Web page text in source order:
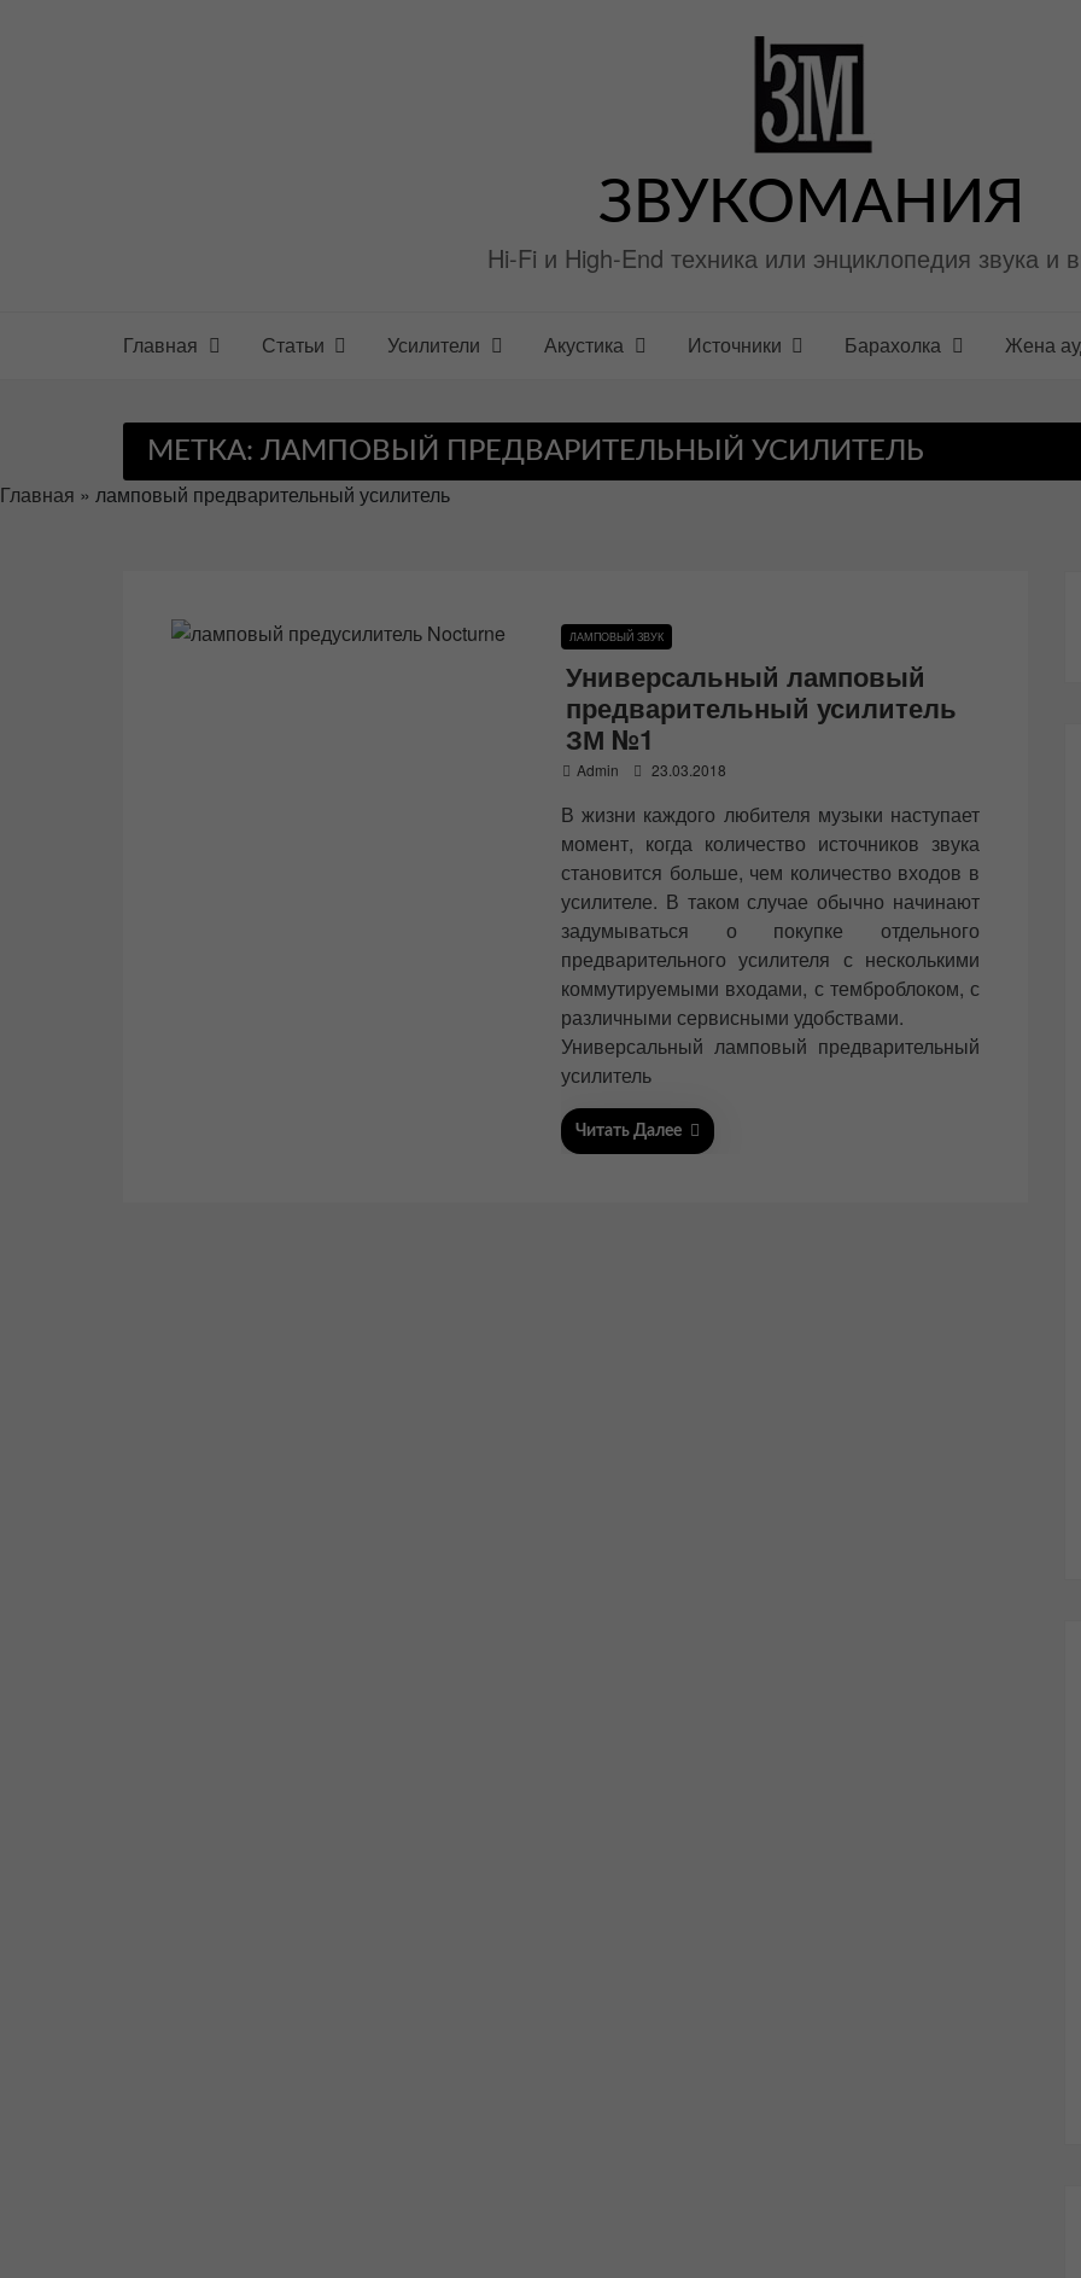
ЗВУКОМАНИЯ
Hi-Fi и High-End техника или энциклопедия звука и
Главная Статьи Усилители Акустика Источники Барахолка Жена
МЕТКА: ЛАМПОВЫЙ ПРЕДВАРИТЕЛЬНЫЙ УСИЛИТЕЛЬ
Главная » ламповый предварительный усилитель
ЛАМПОВЫЙ ЗВУК
Универсальный ламповый
предварительный усилитель
ЗМ №1
Admin
s
e
d
o
23.03.2018
В жизни каждого любителя музыки наступает
момент, когда количество источников звука
становится больше, чем количество входов в
усилителе. В таком случае обычно начинают
задумываться о покупке отдельного
предварительного усилителя с несколькими
коммутируемыми входами, с темброблоком, с
различными сервисными удобствами.
Универсальный ламповый предварительный
усилитель
Читать Далее